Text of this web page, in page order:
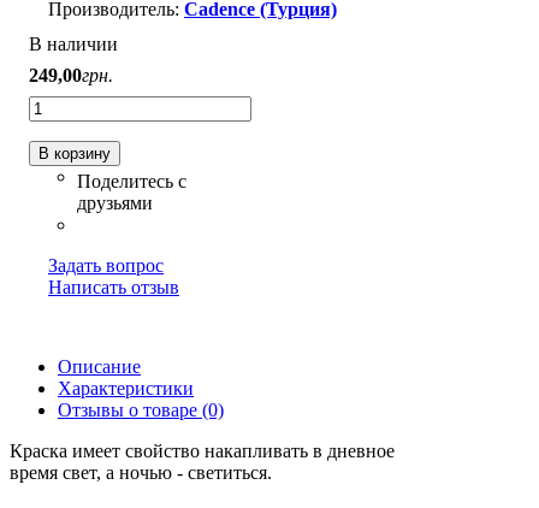
Cadence (Турция)
В наличии
249,00грн.
В корзину
Задать вопрос
Написать отзыв
Описание
Характеристики
Отзывы о товаре (0)
Краска имеет свойство накапливать в дневное
время свет, а ночью - светиться.